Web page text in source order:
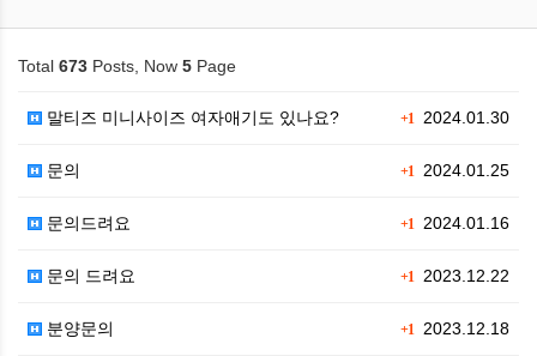
Total 673 Posts, Now 5 Page
+1 2024.01.30
말티즈 미니사이즈 여자애기도 있나요?
+1 2024.01.25
문의
+1 2024.01.16
문의드려요
+1 2023.12.22
문의 드려요
+1 2023.12.18
분양문의